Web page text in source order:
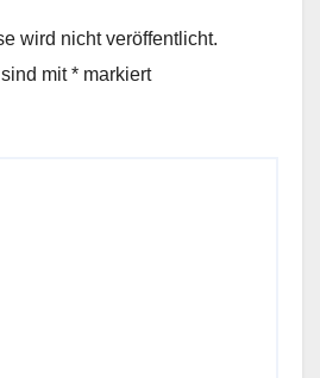
wird nicht veröffentlicht.
mit* markiert